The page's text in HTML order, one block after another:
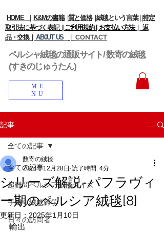
HOME K&Mの書籍| 質と価格| 絨毯という言葉 |特定
取引法に基づく表記
| ご利用規約 | お支払い方法
返
品・交換 |
AB0UT US CONTACT
ペルシャ絨毯の通販サイト/ 数寄の絨毯
(すきのじゅうたん)
ME
NU
記事
全ての記事
超難問ペルシア絨毯クイズ
手織り絨毯雑学
日々の訪問者
全ての記事
シリーズ解説-パフラヴィ
ー期のペルシア絨毯[8]
数寄の絨毯
2024年12月28日 読了時間: 4分
更新日： 2025年1月10日
輸出